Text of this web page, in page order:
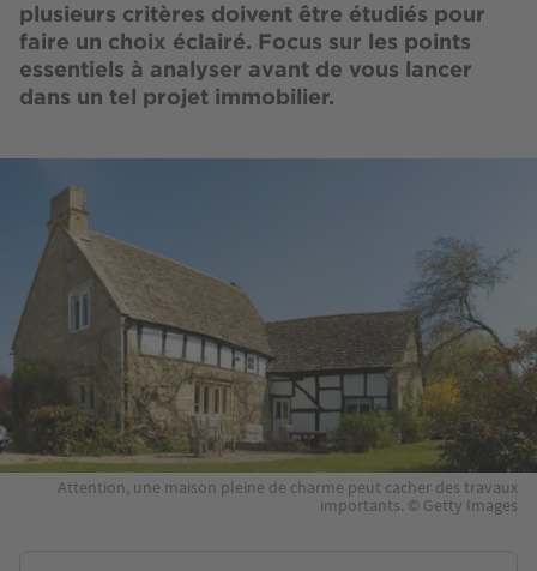
plusieurs critères doivent être étudiés pour
faire un choix éclairé. Focus sur les points
essentiels à analyser avant de vous lancer
dans un tel projet immobilier.
Attention, une maison pleine de charme peut cacher des travaux
importants. © Getty Images